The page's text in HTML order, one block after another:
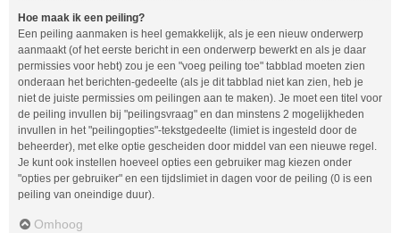
Hoe maak ik een peiling?
Een peiling aanmaken is heel gemakkelijk, als je een nieuw onderwerp
aanmaakt (of het eerste bericht in een onderwerp bewerkt en als je daar
permissies voor hebt) zou je een "voeg peiling toe" tabblad moeten zien
onderaan het berichten-gedeelte (als je dit tabblad niet kan zien, heb je
niet de juiste permissies om peilingen aan te maken). Je moet een titel voor
de peiling invullen bij "peilingsvraag" en dan minstens 2 mogelijkheden
invullen in het "peilingopties"-tekstgedeelte (limiet is ingesteld door de
beheerder), met elke optie gescheiden door middel van een nieuwe regel.
Je kunt ook instellen hoeveel opties een gebruiker mag kiezen onder
"opties per gebruiker" en een tijdslimiet in dagen voor de peiling (0 is een
peiling van oneindige duur).
Omhoog